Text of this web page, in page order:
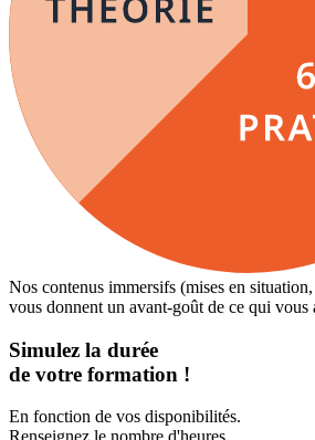
Nos contenus immersifs (mises en
vous donnent un avant-goût de ce qui vous
Simulez la durée
de votre formation !
En fonction de vos disponibilités.